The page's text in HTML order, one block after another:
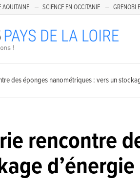
AQUITAINE SCIENCE EN OCCITANIE GRENOBLE
des éponges nanométriques : vers un
rencontre